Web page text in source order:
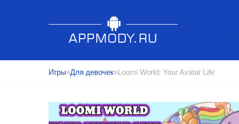
Игры»Для девочек»Loomi World: Your Avatar Life